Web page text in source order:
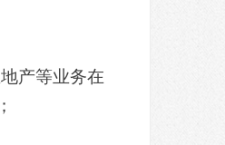
产等业务在